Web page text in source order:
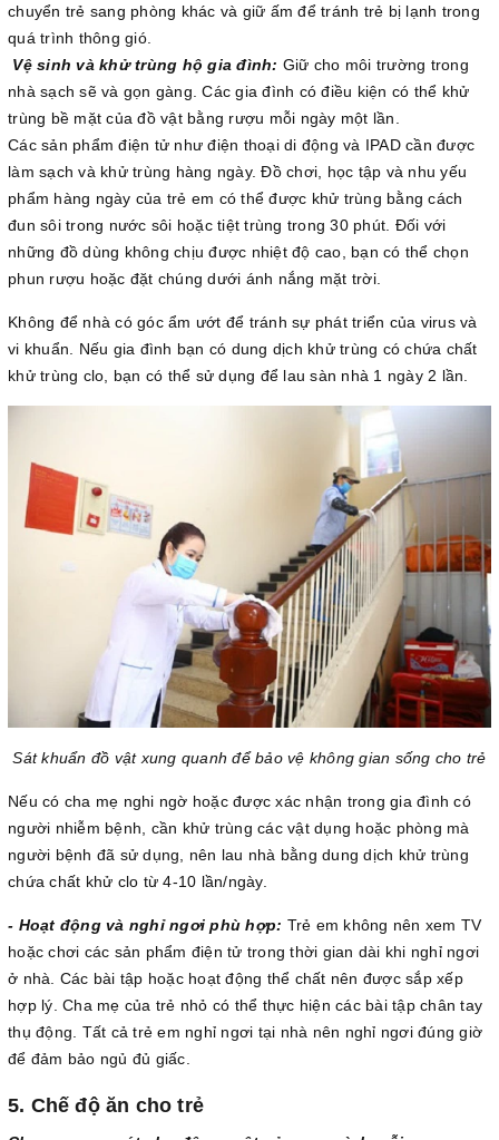
chuyển trẻ sang phòng khác và giữ ấm để tránh trẻ bị lạnh trong
quá trình thông gió.
Vệ sinh và khử trùng hộ gia đình: Giữ cho môi trường trong
nhà sạch sẽ và gọn gàng. Các gia đình có điều kiện có thể khử
trùng bề mặt của đồ vật bằng rượu mỗi ngày một lần.
Các sản phẩm điện tử như điện thoại di động và IPAD cần được
làm sạch và khử trùng hàng ngày. Đồ chơi, học tập và nhu yếu
phẩm hàng ngày của trẻ em có thể được khử trùng bằng cách
đun sôi trong nước sôi hoặc tiệt trùng trong 30 phút. Đối với
những đồ dùng không chịu được nhiệt độ cao, bạn có thể chọn
phun rượu hoặc đặt chúng dưới ánh nắng mặt trời.
Không để nhà có góc ẩm ướt để tránh sự phát triển của virus và
vi khuẩn. Nếu gia đình bạn có dung dịch khử trùng có chứa chất
khử trùng clo, bạn có thể sử dụng để lau sàn nhà 1 ngày 2 lần.
Sát khuẩn đồ vật xung quanh để bảo vệ không gian sống cho trẻ
Nếu có cha mẹ nghi ngờ hoặc được xác nhận trong gia đình có
người nhiễm bệnh, cần khử trùng các vật dụng hoặc phòng mà
người bệnh đã sử dụng, nên lau nhà bằng dung dịch khử trùng
chứa chất khử clo từ 4-10 lần/ngày.
- Hoạt động và nghỉ ngơi phù hợp: Trẻ em không nên xem TV
hoặc chơi các sản phẩm điện tử trong thời gian dài khi nghỉ ngơi
ở nhà. Các bài tập hoặc hoạt động thể chất nên được sắp xếp
hợp lý. Cha mẹ của trẻ nhỏ có thể thực hiện các bài tập chân tay
thụ động. Tất cả trẻ em nghỉ ngơi tại nhà nên nghỉ ngơi đúng giờ
để đảm bảo ngủ đủ giấc.
5. Chế độ ăn cho trẻ